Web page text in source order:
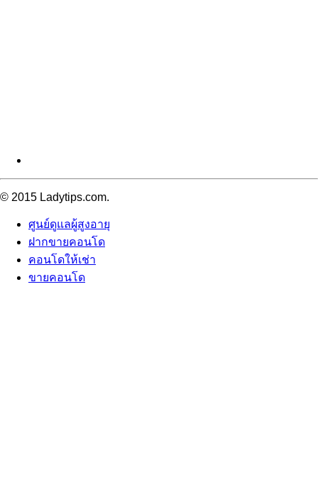
© 2015 Ladytips.com.
ศูนย์ดูแลผู้สูงอายุ
ฝากขายคอนโด
คอนโดให้เช่า
ขายคอนโด